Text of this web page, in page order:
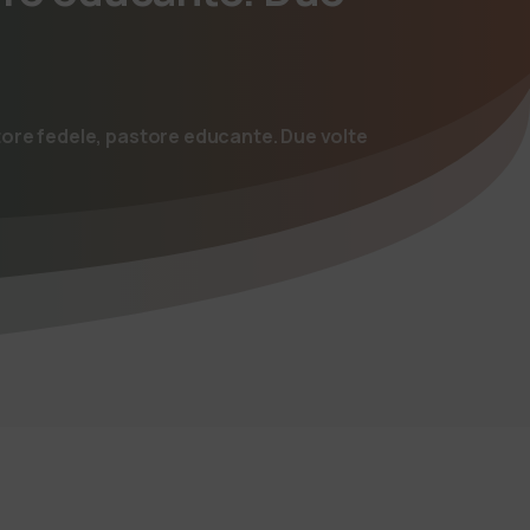
fedele, pastore educante. Due volte